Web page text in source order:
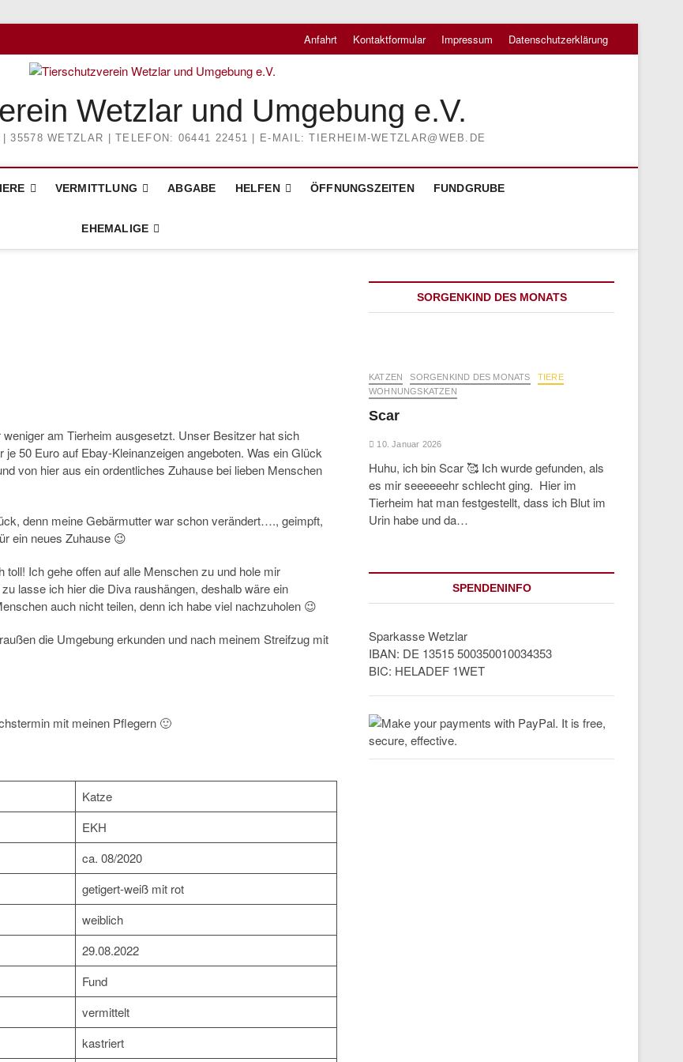
Anfahrt Kontaktformular Impressum Datenschutzerklärung
Wetzlar und Umgebung e.V.
| 35578 WETZLAR | TELEFON: 06441 22451 | E-MAIL: TIERHEIM-WETZLAR@WEB.DE
VERMITTLUNG ABGABE HELFEN ÖFFNUNGSZEITEN FUNDGRUBE
EHEMALIGE
am Tierheim ausgesetzt. Unser Besitzer hat sich
50 Euro auf Ebay-Kleinanzeigen angeboten. Was ein Glück
von hier aus ein ordentliches Zuhause bei lieben Menschen
denn meine Gebärmutter war schon verändert…., geimpft,
ein neues Zuhause 😉
Ich gehe offen auf alle Menschen zu und hole mir
lasse ich hier die Diva raushängen, deshalb wäre ein
auch nicht teilen, denn ich habe viel nachzuholen 😉
die Umgebung erkunden und nach meinem Streifzug mit
mit meinen Pflegern 🙂
Katze
EKH
ca. 08/2020
getigert-weiß mit rot
weiblich
29.08.2022
Fund
vermittelt
kastriert
SORGENKIND DES MONATS
KATZEN SORGENKIND DES MONATS
TIERE
WOHNUNGSKATZEN
Scar
10. Januar 2026
Huhu, ich bin Scar 🥰 Ich wurde gefunden, als
es mir seeeeeehr schlecht ging. Hier im
Tierheim hat man festgestellt, dass ich Blut im
Urin habe und da…
SPENDENINFO
Sparkasse Wetzlar
IBAN: DE 13515 500350010034353
BIC: HELADEF 1WET